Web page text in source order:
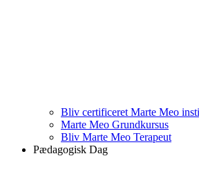
Bliv certificeret Marte Meo
Marte Meo Grundkursus
Bliv Marte Meo Terapeut
Pædagogisk Dag